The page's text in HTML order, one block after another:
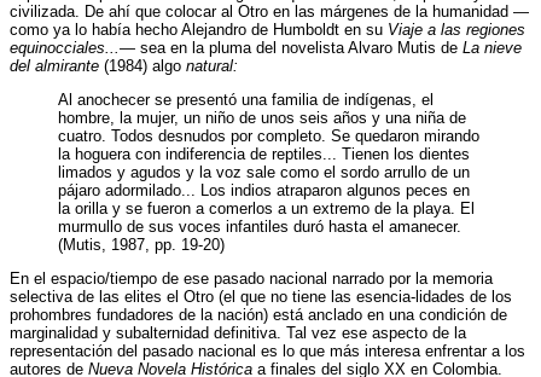
civilizada. De ahí que colocar al Otro en las márgenes de la humanidad —
como ya lo había hecho Alejandro de Humboldt en su Viaje a las regiones
equinocciales...— sea en la pluma del novelista Alvaro Mutis de La nieve
del almirante (1984) algo natural:
Al anochecer se presentó una familia de indígenas, el
hombre, la mujer, un niño de unos seis años y una niña de
cuatro. Todos desnudos por completo. Se quedaron mirando
la hoguera con indiferencia de reptiles... Tienen los dientes
limados y agudos y la voz sale como el sordo arrullo de un
pájaro adormilado... Los indios atraparon algunos peces en
la orilla y se fueron a comerlos a un extremo de la playa. El
murmullo de sus voces infantiles duró hasta el amanecer.
(Mutis, 1987, pp. 19-20)
En el espacio/tiempo de ese pasado nacional narrado por la memoria
selectiva de las elites el Otro (el que no tiene las esencia-lidades de los
prohombres fundadores de la nación) está anclado en una condición de
marginalidad y subalternidad definitiva. Tal vez ese aspecto de la
representación del pasado nacional es lo que más interesa enfrentar a los
autores de Nueva Novela Histórica a finales del siglo XX en Colombia.